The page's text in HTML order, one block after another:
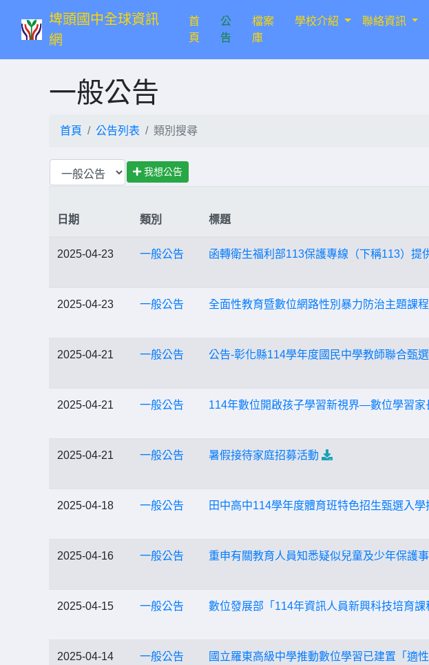
埤頭國中全球資訊
網
首
頁(current)
公
告
檔案
庫
學校介紹 聯絡資訊
一般公告
首頁 公告列表 類別搜尋
我想公告
日期 類別 標題
2025-04-23 一般公告 函轉衛生福利部113保護專線（下稱113）
2025-04-23 一般公告 全面性教育暨數位網路性別暴力防治主題課
2025-04-21 一般公告 公告-彰化縣114學年度國民中學教師聯合甄
2025-04-21 一般公告 114年數位開啟孩子學習新視界—數位學習家
2025-04-21 一般公告 暑假接待家庭招募活動
2025-04-18 一般公告 田中高中114學年度體育班特色招生甄選入
2025-04-16 一般公告 重申有關教育人員知悉疑似兒童及少年保護
2025-04-15 一般公告 數位發展部「114年資訊人員新興科技培育課
2025-04-14 一般公告
國立羅東高級中學推動數位學習已建置「適